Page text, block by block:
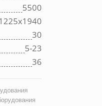
5500
30
5-23
36